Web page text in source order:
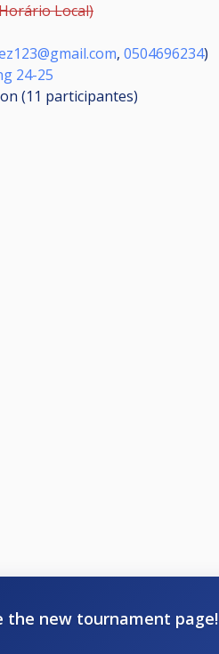
Local)
, 0504696234)
24-25
(11 participantes)
the new tournament page!